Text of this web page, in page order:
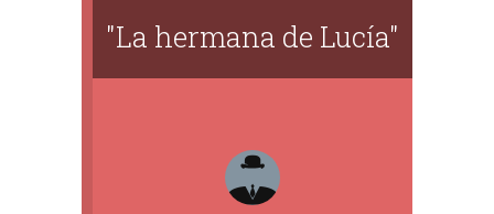
"La hermana de Lucía"